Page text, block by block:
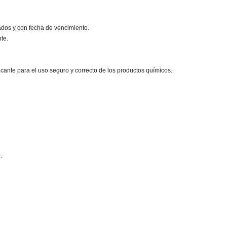
y con fecha de vencimiento.
para el uso seguro y correcto de los productos químicos.